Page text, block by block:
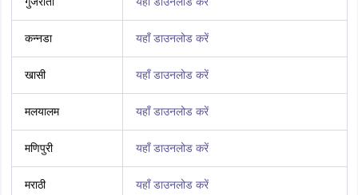
कन्नडा यहाँ डाउनलोड करें
खासी यहाँ डाउनलोड करें
मलयालम यहाँ डाउनलोड करें
मणिपुरी यहाँ डाउनलोड करें
मराठी यहाँ डाउनलोड करें